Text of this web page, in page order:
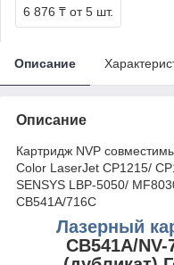
6 876 ₸ от 5 шт.
Описание
Описание
Картридж NVP
Color LaserJet CP1215/
SENSYS LBP-5050/
CB541A/716C
Лазерный
CB541A/